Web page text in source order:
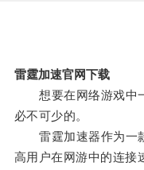
雷霆加速官网下载
想要在网络游戏中一
必不可少的。
雷霆加速器作为一款
高用户在网游中的连接